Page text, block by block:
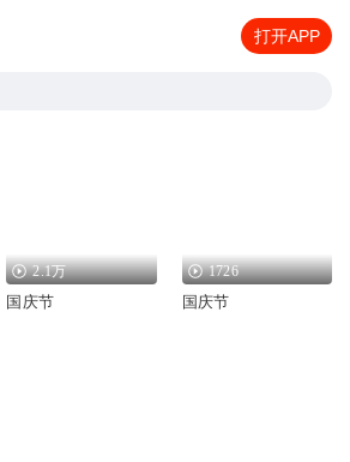
打开APP
2.1万
国庆节
1726
国庆节